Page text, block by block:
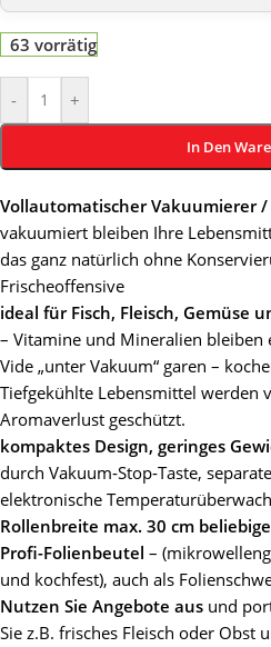
63 vorrätig
- +
In Den
Vollautomatischer Vakuumierer
vakuumiert bleiben Ihre
das ganz natürlich ohne
Frischeoffensive
ideal für Fisch, Fleisch, Gemüse
– Vitamine und Mineralien bleiben
Vide „unter Vakuum“ garen –
Tiefgekühlte Lebensmittel werden
Aromaverlust geschützt.
kompaktes Design, geringes
durch Vakuum‐Stop‐Taste,
elektronische
Rollenbreite max. 30 cm
Profi-Folienbeutel –
und kochfest), auch als
Nutzen Sie Angebote aus und
Sie z.B. frisches Fleisch oder Obst